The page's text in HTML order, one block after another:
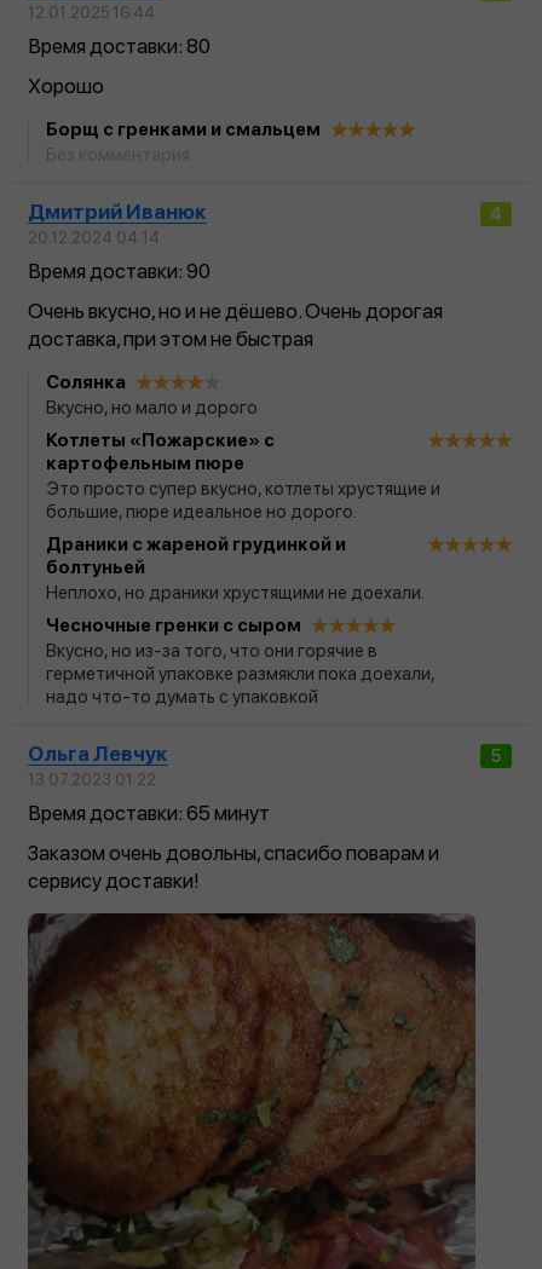
12.01.2025 16:44
Время доставки: 80
Хорошо
Борщ с гренками и смальцем
4
Дмитрий Иванюк
20.12.2024 04:14
Время доставки: 90
Очень вкусно, но и не дёшево. Очень дорогая
доставка, при этом не быстрая
Солянка
Вкусно, но мало и дорого
Котлеты «Пожарские» с
картофельным пюре
Это просто супер вкусно, котлеты хрустящие и
большие, пюре идеальное но дорого.
Драники с жареной грудинкой и
болтуньей
Неплохо, но драники хрустящими не доехали.
Чесночные гренки с сыром
Вкусно, но из-за того, что они горячие в
герметичной упаковке размякли пока доехали,
надо что-то думать с упаковкой
5
Ольга Левчук
13.07.2023 01:22
Время доставки: 65 минут
Заказом очень довольны, спасибо поварам и
сервису доставки!